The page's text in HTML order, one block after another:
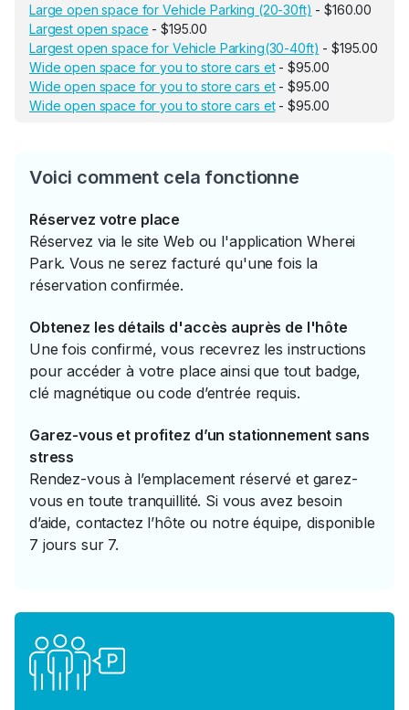
Large open space for Vehicle Parking (20-30ft) - $160.00
Largest open space - $195.00
Largest open space for Vehicle Parking(30-40ft) - $195.00
Wide open space for you to store cars et- $95.00
Wide open space for you to store cars et- $95.00
Wide open space for you to store cars et- $95.00
Voici comment cela fonctionne
Réservez votre place
Réservez via le site Web ou l'application Wherei
Park. Vous ne serez facturé qu'une fois la
réservation confirmée.
Obtenez les détails d'accès auprès de l'hôte
Une fois confirmé, vous recevrez les instructions
pour accéder à votre place ainsi que tout badge,
clé magnétique ou code d’entrée requis.
Garez-vous et profitez d’un stationnement sans
stress
Rendez-vous à l’emplacement réservé et garez-
vous en toute tranquillité. Si vous avez besoin
d’aide, contactez l’hôte ou notre équipe, disponible
7 jours sur 7.